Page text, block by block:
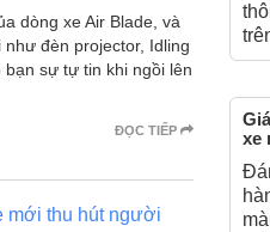
dòng xe Air Blade, và
đèn projector, Idling
sự tự tin khi ngồi lên
ĐỌC TIẾP
mới thu hút người
xe